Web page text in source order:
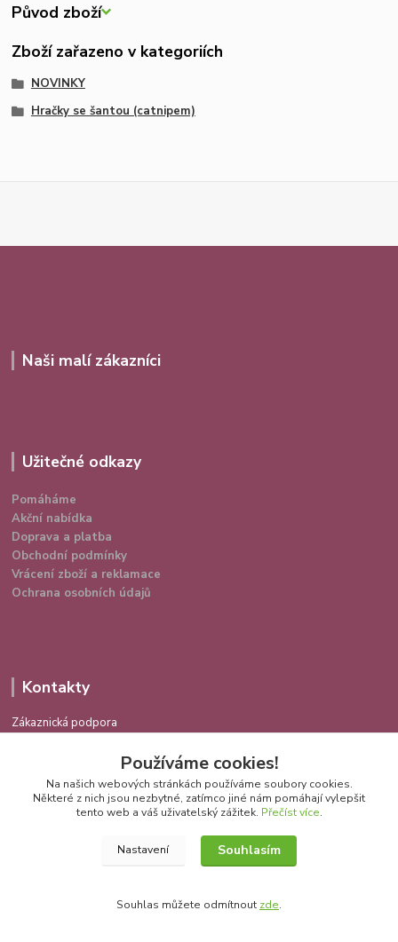
Původ zboží
Zboží zařazeno v kategoriích
NOVINKY
Hračky se šantou (catnipem)
Naši malí zákazníci
Užitečné odkazy
Pomáháme
Akční nabídka
Doprava a platba
Obchodní podmínky
Vrácení zboží a reklamace
Ochrana osobních údajů
Kontakty
Zákaznická podpora
info@spokojenakocka.cz
Používáme cookies!
Na našich webových stránkách používáme soubory cookies.
Některé z nich jsou nezbytné, zatímco jiné nám pomáhají vylepšit
tento web a váš uživatelský zážitek. Přečíst více.
Nastavení Souhlasím
Souhlas můžete odmítnout zde.